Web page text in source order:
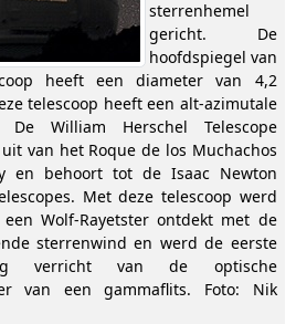
sterrenhemel
gericht. De
hoofdspiegel van
heeft een diameter van 4,2
telescoop heeft een alt-azimutale
De William Herschel Telescope
van het Roque de los Muchachos
en behoort tot de Isaac Newton
Met deze telescoop werd
Wolf-Rayetster ontdekt met de
sterrenwind en werd de eerste
verricht van de optische
van een gammaflits. Foto: Nik